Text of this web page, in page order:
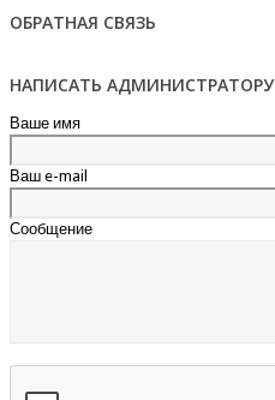
ОБРАТНАЯ СВЯЗЬ
НАПИСАТЬ АДМИНИСТРАТОРУ
Ваше имя
Ваш e-mail
Сообщение